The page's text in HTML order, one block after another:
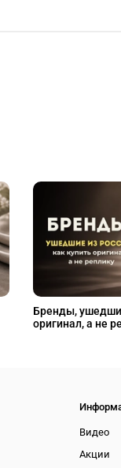
Бренды,
оригинал, а не
Видео
Акции